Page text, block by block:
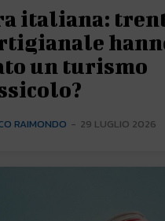
italiana:
un turismo
RAIMONDO - 29 LUGLIO 2026